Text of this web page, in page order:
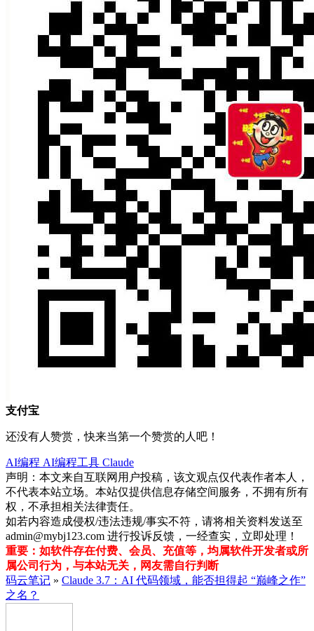
支付宝
还没有人赞赏，快来当第一个赞赏的人吧！
AI编程 AI编程工具 Claude
声明：本文来自互联网用户投稿，该文观点仅代表作者本人，
不代表本站立场。本站仅提供信息存储空间服务，不拥有所有
权，不承担相关法律责任。
如若内容造成侵权/违法违规/事实不符，请将相关资料发送至
admin@mybj123.com 进行投诉反馈，一经查实，立即处理！
重要：如软件存在付费、会员、充值等，均属软件开发者或所
属公司行为，与本站无关，网友需自行判断
码云笔记 » Claude 3.7：AI 代码领域，能否担得起 “巅峰之作”
之名？